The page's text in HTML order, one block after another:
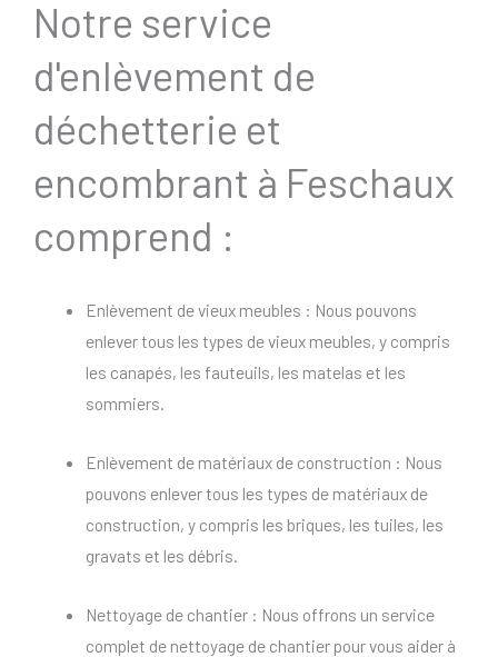
Notre service
d'enlèvement de
déchetterie et
encombrant à Feschaux
comprend :
Enlèvement de vieux meubles : Nous pouvons
enlever tous les types de vieux meubles, y compris
les canapés, les fauteuils, les matelas et les
sommiers.
Enlèvement de matériaux de construction : Nous
pouvons enlever tous les types de matériaux de
construction, y compris les briques, les tuiles, les
gravats et les débris.
Nettoyage de chantier : Nous offrons un service
complet de nettoyage de chantier pour vous aider à